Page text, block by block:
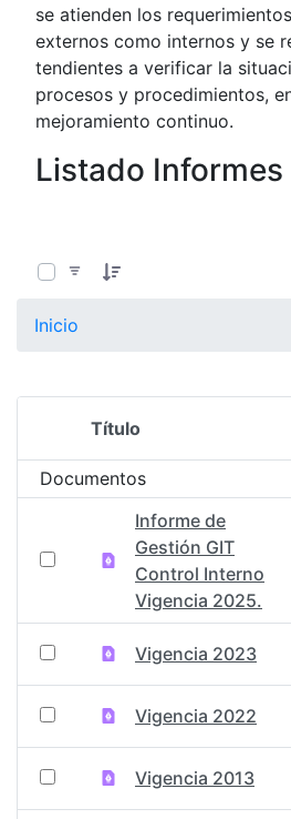
se atienden los
externos como internos y se
tendientes a verificar la
procesos y procedimientos,
mejoramiento continuo.
Listado Informes
Inicio
Selección del elemento
Título
Documentos
Informe de
Gestión GIT
Control Interno
Vigencia 2025.
Vigencia 2023
Vigencia 2022
Vigencia 2013